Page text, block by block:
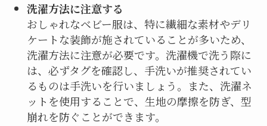
洗濯方法に注意する
おしゃれなベビー服は、特に繊細な素材やデリ
ケートな装飾が施されていることが多いため、
洗濯方法に注意が必要です。洗濯機で洗う際に
は、必ずタグを確認し、手洗いが推奨されてい
るものは手洗いを行いましょう。また、洗濯ネ
ットを使用することで、生地の摩擦を防ぎ、型
崩れを防ぐことができます。